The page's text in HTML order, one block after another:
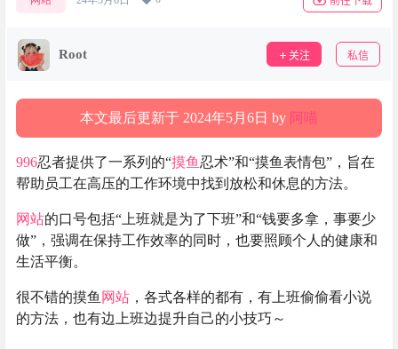
Root 关注 私信
本文最后更新于 2024年5月6日 by 阿喵
996忍者提供了一系列的“摸鱼 忍术”和“摸鱼表情包”，旨在
帮助员工在高压的工作环境中找到放松和休息的方法。
网站的口号包括“上班就是为了下班”和“钱要多拿，事要少
做”，强调在保持工作效率的同时，也要照顾个人的健康和
生活平衡。
很不错的摸鱼 网站 ，各式各样的都有，有上班偷偷看小说
的方法，也有边上班边提升自己的小技巧～